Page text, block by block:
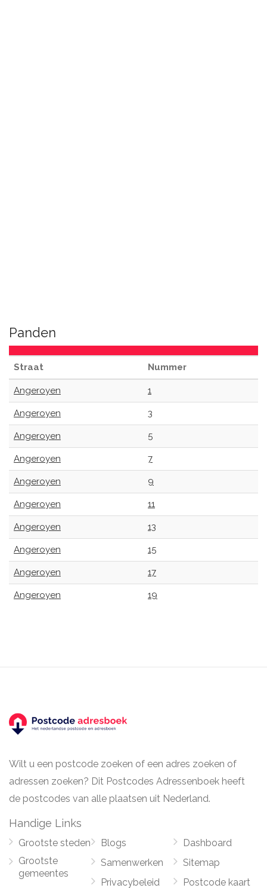
Panden
Straat Nummer
Angeroyen 1
Angeroyen 3
Angeroyen 5
Angeroyen 7
Angeroyen 9
Angeroyen 11
Angeroyen 13
Angeroyen 15
Angeroyen 17
Angeroyen 19
Wilt u een postcode zoeken of een adres zoeken of
adressen zoeken? Dit Postcodes Adressenboek heeft
de postcodes van alle plaatsen uit Nederland.
Handige Links
Grootste steden
Grootste
gemeentes
Blogs
Samenwerken
Privacybeleid
Dashboard
Sitemap
Postcode kaart